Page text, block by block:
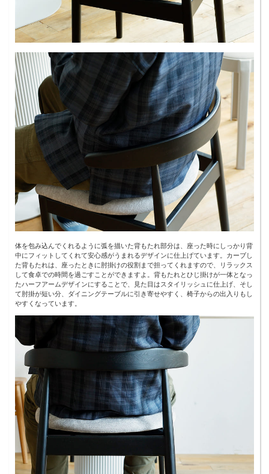
体を包み込んでくれるように弧を描いた背もたれ部分は、座った時にしっかり背
中にフィットしてくれて安心感がうまれるデザインに仕上げています。カーブし
た背もたれは、座ったときに肘掛けの役割まで担ってくれますので、リラックス
して食卓での時間を過ごすことができますよ。背もたれとひじ掛けが一体となっ
たハーフアームデザインにすることで、見た目はスタイリッシュに仕上げ、そし
て肘掛が短い分、ダイニングテーブルに引き寄せやすく、椅子からの出入りもし
やすくなっています。